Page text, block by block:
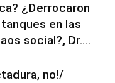
¿Derrocaron
en las
social?, Dr....
no!/